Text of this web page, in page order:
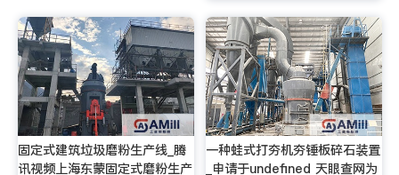
固定式建筑垃圾磨粉生产线_腾
讯视频上海东蒙固定式磨粉生产
一种蛙式打夯机夯锤板碎石装置
_申请于undefined 天眼查网为